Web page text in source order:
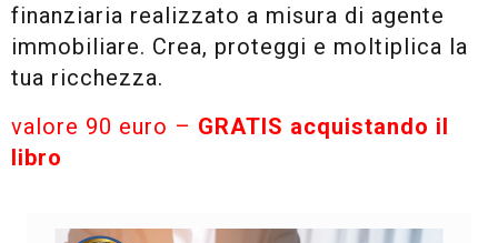
finanziaria realizzato a misura di agente
immobiliare. Crea, proteggi e moltiplica la
tua ricchezza.
valore 90 euro – GRATIS acquistando il
libro